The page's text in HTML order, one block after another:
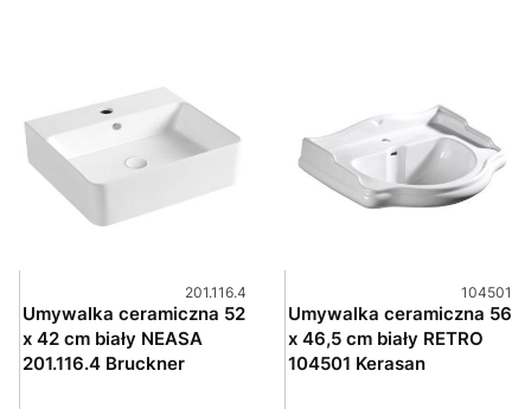
Kod produktu
201.116.4
Umywalka ceramiczna 52
x 42 cm biały NEASA
201.116.4 Bruckner
Kod
104501
Umywalka ceramiczna 56
x 46,5 cm biały RETRO
104501 Kerasan